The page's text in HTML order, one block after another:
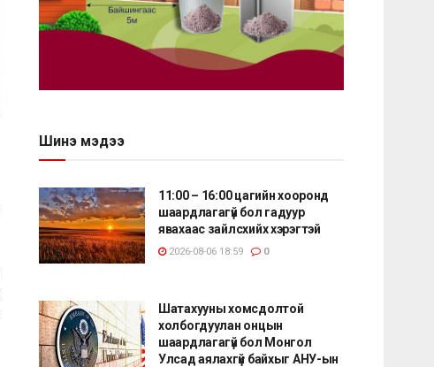
Шинэ мэдээ
11:00 – 16:00 цагийн хооронд
шаардлагагүй бол гадуур
явахаас зайлсхийх хэрэгтэй
2026-08-06 18:59 0
Шатахууны хомсдолтой
холбогдуулан онцын
шаардлагагүй бол Монгол
Улсад аялахгүй байхыг АНУ-ын